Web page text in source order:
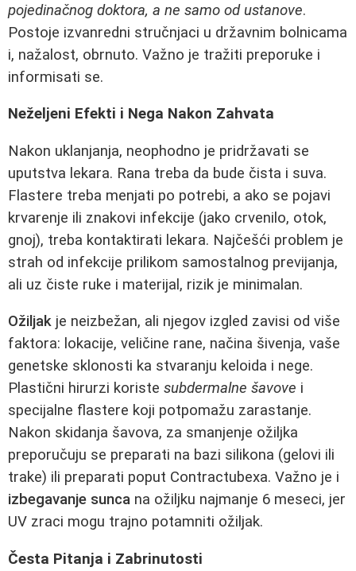
pojedinačnog doktora, a ne samo od ustanove.
Postoje izvanredni stručnjaci u državnim bolnicama
i, nažalost, obrnuto. Važno je tražiti preporuke i
informisati se.
Neželjeni Efekti i Nega Nakon Zahvata
Nakon uklanjanja, neophodno je pridržavati se
uputstva lekara. Rana treba da bude čista i suva.
Flastere treba menjati po potrebi, a ako se pojavi
krvarenje ili znakovi infekcije (jako crvenilo, otok,
gnoj), treba kontaktirati lekara. Najčešći problem je
strah od infekcije prilikom samostalnog previjanja,
ali uz čiste ruke i materijal, rizik je minimalan.
Ožiljak je neizbežan, ali njegov izgled zavisi od više
faktora: lokacije, veličine rane, načina šivenja, vaše
genetske sklonosti ka stvaranju keloida i nege.
Plastični hirurzi koriste subdermalne šavove i
specijalne flastere koji potpomažu zarastanje.
Nakon skidanja šavova, za smanjenje ožiljka
preporučuju se preparati na bazi silikona (gelovi ili
trake) ili preparati poput Contractubexa. Važno je i
izbegavanje sunca na ožiljku najmanje 6 meseci, jer
UV zraci mogu trajno potamniti ožiljak.
Česta Pitanja i Zabrinutosti